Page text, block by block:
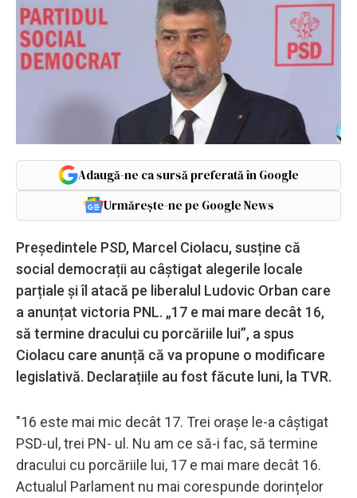
Adaugă-ne ca sursă preferată în Google
Urmărește-ne pe Google News
Președintele PSD, Marcel Ciolacu, susține că
social democrații au câștigat alegerile locale
parțiale și îl atacă pe liberalul Ludovic Orban care
a anunțat victoria PNL. „17 e mai mare decât 16,
să termine dracului cu porcăriile lui”, a spus
Ciolacu care anunță că va propune o modificare
legislativă. Declarațiile au fost făcute luni, la TVR.
"16 este mai mic decât 17. Trei orașe le-a câștigat
PSD-ul, trei PN- ul. Nu am ce să-i fac, să termine
dracului cu porcăriile lui, 17 e mai mare decât 16.
Actualul Parlament nu mai corespunde dorințelor